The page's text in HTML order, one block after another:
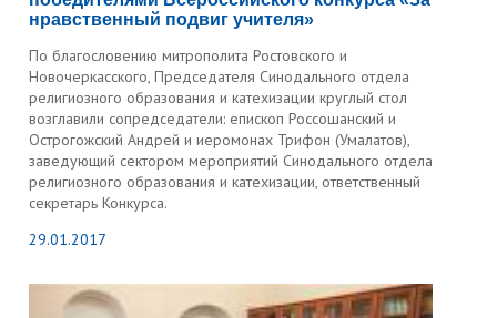
нравственный подвиг учителя»
По благословению митрополита Ростовского и
Новочеркасского, Председателя Синодального отдела
религиозного образования и катехизации круглый стол
возглавили сопредседатели: епископ Россошанский и
Острогожский Андрей и иеромонах Трифон (Умалатов),
заведующий сектором мероприятий Синодального отдела
религиозного образования и катехизации, ответственный
секретарь Конкурса.
29.01.2017